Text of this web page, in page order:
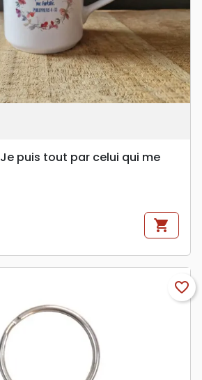
puis tout par celui qui me
shopping_cart
favorite_border